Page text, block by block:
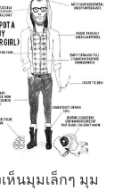
ห็นมุมเล็กๆ มุม